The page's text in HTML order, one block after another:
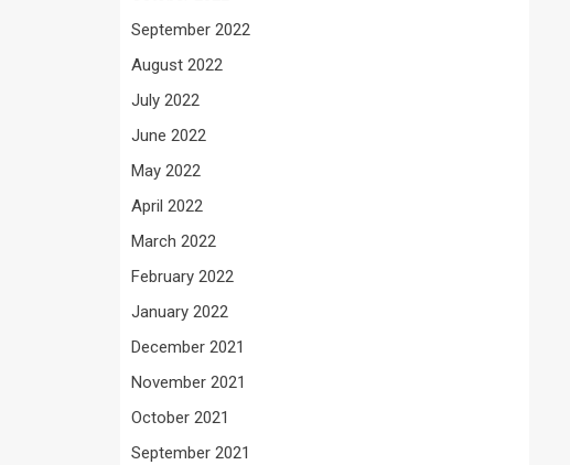
September 2022
August 2022
July 2022
June 2022
May 2022
April 2022
March 2022
February 2022
January 2022
December 2021
November 2021
October 2021
September 2021